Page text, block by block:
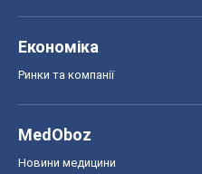
Економіка
Ринки та компанії
MedOboz
Новини медицини